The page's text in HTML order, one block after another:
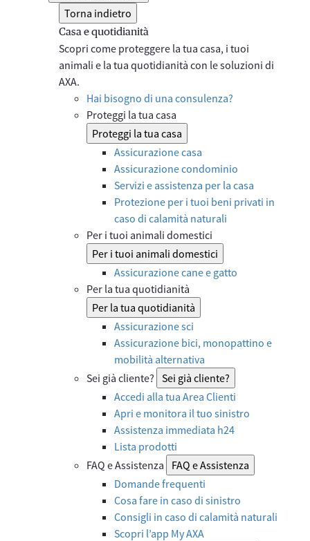
Torna indietro
Casa e quotidianità
Scopri come proteggere la tua casa, i tuoi
animali e la tua quotidianità con le soluzioni di
AXA.
Hai bisogno di una consulenza?
Proteggi la tua casa
Proteggi la tua casa
Assicurazione casa
Assicurazione condominio
Servizi e assistenza per la casa
Protezione per i tuoi beni privati in
caso di calamità naturali
Per i tuoi animali domestici
Per i tuoi animali domestici
Assicurazione cane e gatto
Per la tua quotidianità
Per la tua quotidianità
Assicurazione sci
Assicurazione bici, monopattino e
mobilità alternativa
Sei già cliente? Sei già cliente?
Accedi alla tua Area Clienti
Apri e monitora il tuo sinistro
Assistenza immediata h24
Lista prodotti
FAQ e Assistenza
FAQ e Assistenza
Domande frequenti
Cosa fare in caso di sinistro
Consigli in caso di calamità naturali
Scopri l’app My AXA